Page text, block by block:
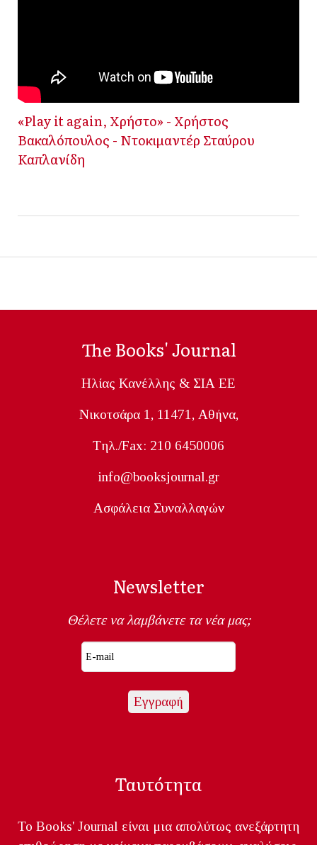
«Play it again, Χρήστο» - Χρήστος
Βακαλόπουλος - Ντοκιμαντέρ Σταύρου
Καπλανίδη
The Books' Journal
Ηλίας Κανέλλης & ΣΙΑ ΕΕ
Nικοτσάρα 1, 11471, Aθήνα,
Tηλ./Fax: 210 6450006
info@booksjournal.gr
Ασφάλεια Συναλλαγών
Newsletter
Θέλετε να λαμβάνετε τα νέα μας;
Ταυτότητα
Το Books' Journal είναι μια απολύτως ανεξάρτητη